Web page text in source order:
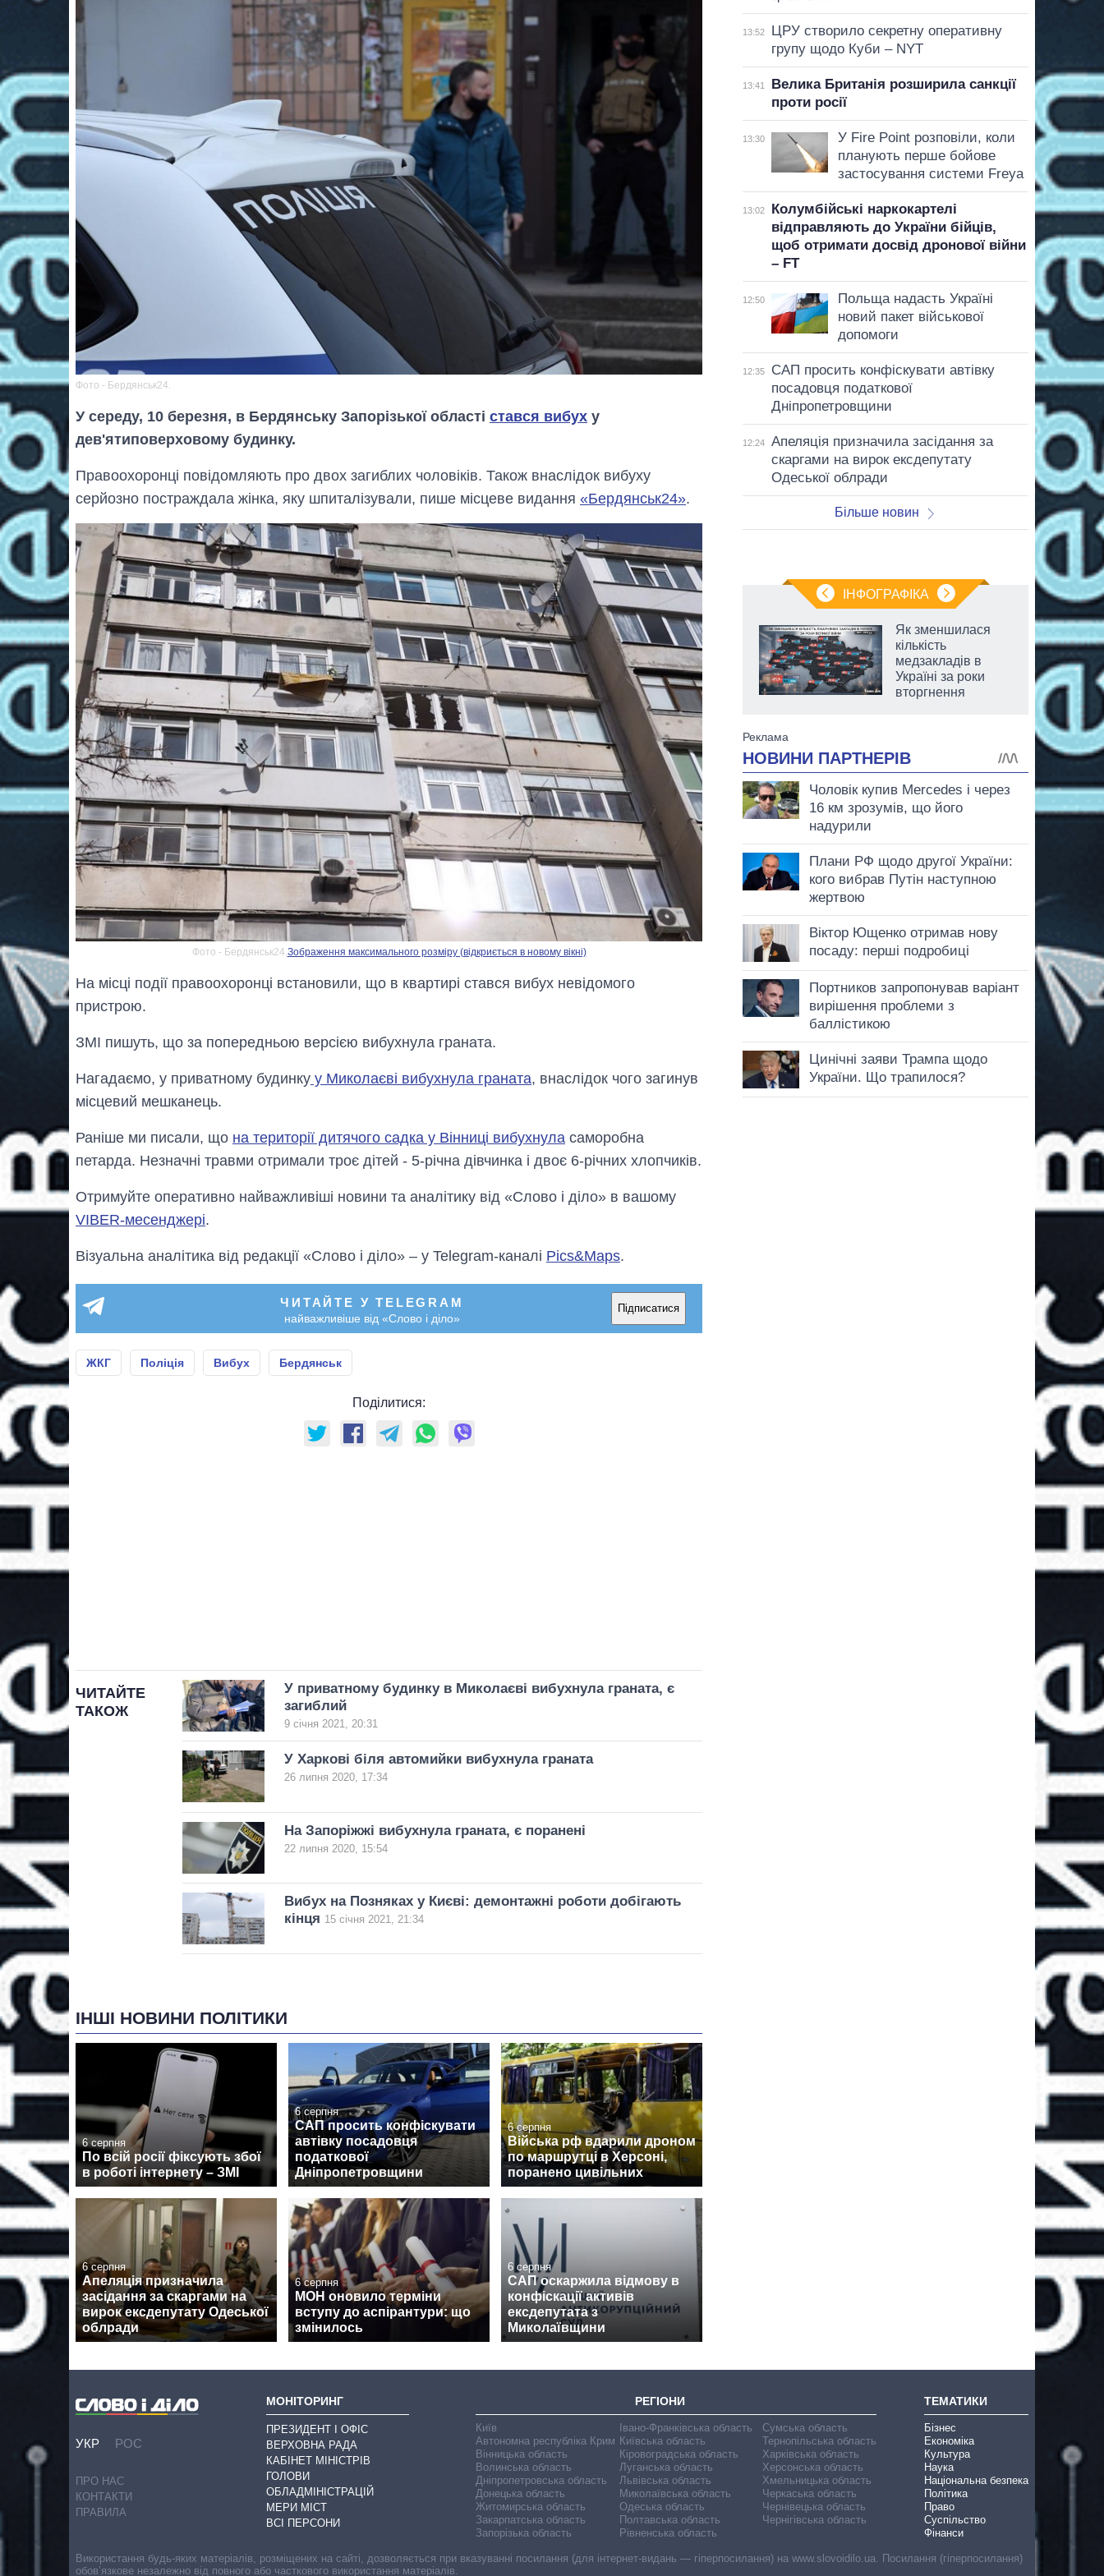
Фото - Бердянськ24.
У середу, 10 березня, в Бердянську Запорізької області стався вибух у
дев'ятиповерховому будинку.
Правоохоронці повідомляють про двох загиблих чоловіків. Також внаслідок вибуху
серйозно постраждала жінка, яку шпиталізували, пише місцеве видання «Бердянськ24».
Фото - Бердянськ24.Зображення максимального розміру (відкриється в новому вікні)
На місці події правоохоронці встановили, що в квартирі стався вибух невідомого
пристрою.
ЗМІ пишуть, що за попередньою версією вибухнула граната.
Нагадаємо, у приватному будинку у Миколаєві вибухнула граната, внаслідок чого загинув
місцевий мешканець.
Раніше ми писали, що на території дитячого садка у Вінниці вибухнула саморобна
петарда. Незначні травми отримали троє дітей - 5-річна дівчинка і двоє 6-річних хлопчиків.
Отримуйте оперативно найважливіші новини та аналітику від «Слово і діло» в вашому
VIBER-месенджері.
Візуальна аналітика від редакції «Слово і діло» – у Telegram-каналі Pics&Maps.
ЧИТАЙТЕ У TELEGRAM
найважливіше від «Слово і діло»
Підписатися
ЖКГ Поліція Вибух Бердянськ
Поділитися:
ЧИТАЙТЕ
ТАКОЖ
У приватному будинку в Миколаєві вибухнула граната, є
загиблий
9 січня 2021, 20:31
У Харкові біля автомийки вибухнула граната
26 липня 2020, 17:34
На Запоріжжі вибухнула граната, є поранені
22 липня 2020, 15:54
Вибух на Позняках у Києві: демонтажні роботи добігають
кінця 15 січня 2021, 21:34
ІНШІ НОВИНИ ПОЛІТИКИ
6 серпня
По всій росії фіксують збої
в роботі інтернету – ЗМІ
6 серпня
САП просить конфіскувати
автівку посадовця
податкової
Дніпропетровщини
6 серпня
Війська рф вдарили дроном
по маршрутці в Херсоні,
поранено цивільних
6 серпня
Апеляція призначила
засідання за скаргами на
вирок ексдепутату Одеської
облради
6 серпня
МОН оновило терміни
вступу до аспірантури: що
змінилось
6 серпня
САП оскаржила відмову в
конфіскації активів
ексдепутата з
Миколаївщини
13:52
ЦРУ створило секретну оперативну
групу щодо Куби – NYT
13:41
Велика Британія розширила санкції
проти росії
13:30
У Fire Point розповіли, коли
планують перше бойове
застосування системи Freya
13:02
Колумбійські наркокартелі
відправляють до України бійців,
щоб отримати досвід дронової війни
– FT
12:50
Польща надасть Україні
новий пакет військової
допомоги
12:35
САП просить конфіскувати автівку
посадовця податкової
Дніпропетровщини
12:24
Апеляція призначила засідання за
скаргами на вирок ексдепутату
Одеської облради
Більше новин
ІНФОГРАФІКА
Скільки картоплі
вирощували в
Україні до і під час
великої війни
Як зменшилася
кількість
медзакладів в
Україні за роки
вторгнення
УКР РОС
ПРО НАС
КОНТАКТИ
ПРАВИЛА
МОНІТОРИНГ
ПРЕЗИДЕНТ І ОФІС
ВЕРХОВНА РАДА
КАБІНЕТ МІНІСТРІВ
ГОЛОВИ
ОБЛАДМІНІСТРАЦІЙ
МЕРИ МІСТ
ВСІ ПЕРСОНИ
РЕГІОНИ
Київ
Автономна республіка Крим
Вінницька область
Волинська область
Дніпропетровська область
Донецька область
Житомирська область
Закарпатська область
Запорізька область
Івано-Франківська область
Київська область
Кіровоградська область
Луганська область
Львівська область
Миколаївська область
Одеська область
Полтавська область
Рівненська область
Сумська область
Тернопільська область
Харківська область
Херсонська область
Хмельницька область
Черкаська область
Чернівецька область
Чернігівська область
ТЕМАТИКИ
Бізнес
Економіка
Культура
Наука
Національна безпека
Політика
Право
Суспільство
Фінанси
Використання будь-яких матеріалів, розміщених на сайті, дозволяється при вказуванні посилання (для інтернет-видань — гіперпосилання) на www.slovoidilo.ua. Посилання (гіперпосилання)
обов’язкове незалежно від повного або часткового використання матеріалів.